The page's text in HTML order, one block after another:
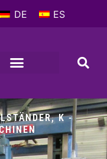
DE ES
,K -